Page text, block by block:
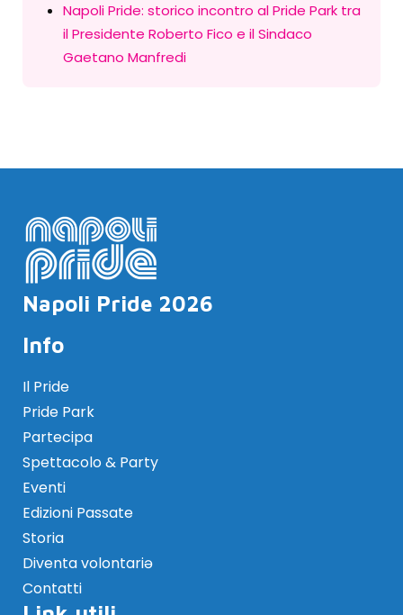
Napoli Pride: storico incontro al Pride Park tra
il Presidente Roberto Fico e il Sindaco
Gaetano Manfredi
Napoli Pride 2026
Info
Il Pride
Pride Park
Partecipa
Spettacolo & Party
Eventi
Edizioni Passate
Storia
Diventa volontariə
Contatti